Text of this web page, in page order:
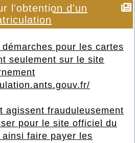
l'obtention d'un
pour les cartes
seulement sur le site
agissent frauduleusement
pour le site officiel du
faire payer les